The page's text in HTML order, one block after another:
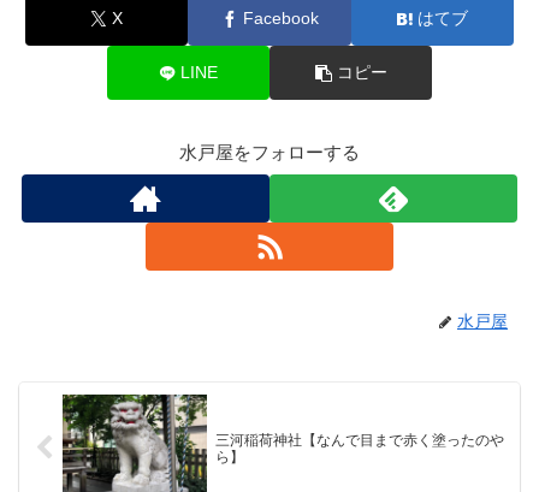
X Facebook はてブ
LINE コピー
水戸屋をフォローする
水戸屋
三河稲荷神社【なんで目まで赤く塗ったのや
ら】